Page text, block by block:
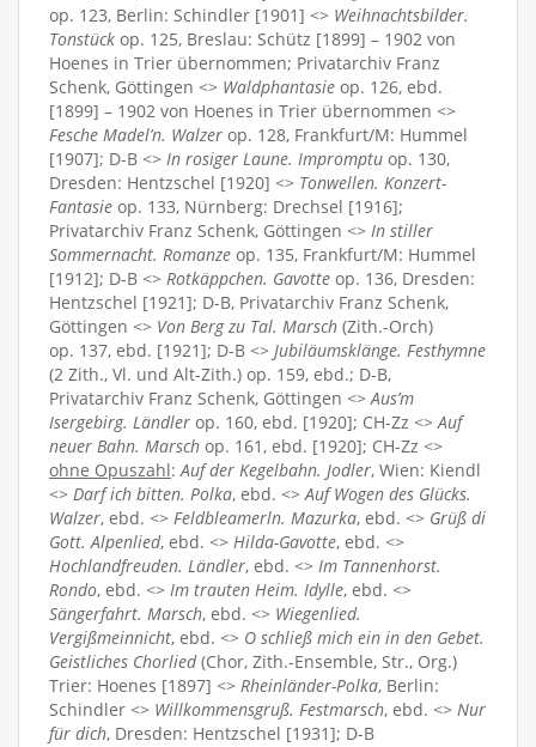
op. 123, Berlin: Schindler [1901] <> Weihnachtsbilder.
Tonstück op. 125, Breslau: Schütz [1899] – 1902 von
Hoenes in Trier übernommen; Privatarchiv Franz
Schenk, Göttingen <> Waldphantasie op. 126, ebd.
[1899] – 1902 von Hoenes in Trier übernommen <>
Fesche Madel’n. Walzer op. 128, Frankfurt/M: Hummel
[1907]; D-B <> In rosiger Laune. Impromptu op. 130,
Dresden: Hentzschel [1920] <> Tonwellen. Konzert-
Fantasie op. 133, Nürnberg: Drechsel [1916];
Privatarchiv Franz Schenk, Göttingen <> In stiller
Sommernacht. Romanze op. 135, Frankfurt/M: Hummel
[1912]; D-B <> Rotkäppchen. Gavotte op. 136, Dresden:
Hentzschel [1921]; D-B, Privatarchiv Franz Schenk,
Göttingen <> Von Berg zu Tal. Marsch (Zith.-Orch)
op. 137, ebd. [1921]; D-B <> Jubiläumsklänge. Festhymne
(2 Zith., Vl. und Alt-Zith.) op. 159, ebd.; D-B,
Privatarchiv Franz Schenk, Göttingen <>Aus’m
Isergebirg. Ländler op. 160, ebd. [1920]; CH-Zz <>Auf
neuer Bahn. Marsch op. 161, ebd. [1920]; CH-Zz <>
ohne Opuszahl:Auf der Kegelbahn. Jodler, Wien: Kiendl
<> Darf ich bitten. Polka, ebd. <>Auf Wogen des Glücks.
Walzer, ebd. <> Feldbleamerln. Mazurka, ebd. <> Grüß di
Gott. Alpenlied, ebd. <> Hilda-Gavotte, ebd. <>
Hochlandfreuden. Ländler, ebd. <> Im Tannenhorst.
Rondo, ebd. <> Im trauten Heim. Idylle, ebd. <>
Sängerfahrt. Marsch, ebd. <> Wiegenlied.
Vergißmeinnicht, ebd. <> O schließ mich ein in den Gebet.
Geistliches Chorlied(Chor, Zith.-Ensemble, Str., Org.)
Trier: Hoenes [1897] <> Rheinländer-Polka, Berlin:
Schindler <> Willkommensgruß. Festmarsch, ebd. <> Nur
für dich, Dresden: Hentzschel [1931]; D-B